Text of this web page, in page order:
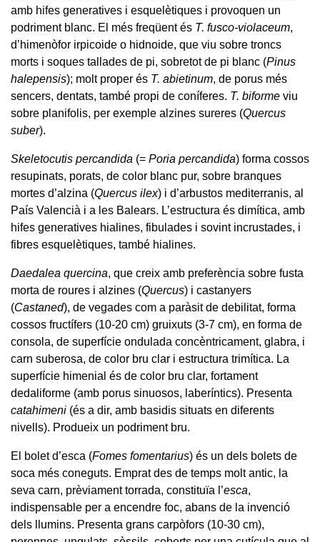
amb hifes generatives i esquelètiques i provoquen un
podriment blanc. El més freqüent és T. fusco-violaceum,
d’himenòfor irpicoide o hidnoide, que viu sobre troncs
morts i soques tallades de pi, sobretot de pi blanc (Pinus
halepensis); molt proper és T. abietinum, de porus més
sencers, dentats, també propi de coníferes. T. biforme viu
sobre planifolis, per exemple alzines sureres (Quercus
suber).
Skeletocutis percandida (= Poria percandida) forma cossos
resupinats, porats, de color blanc pur, sobre branques
mortes d’alzina (Quercus ilex) i d’arbustos mediterranis, al
País Valencià i a les Balears. L’estructura és dimítica, amb
hifes generatives hialines, fibulades i sovint incrustades, i
fibres esquelètiques, també hialines.
Daedalea quercina, que creix amb preferència sobre fusta
morta de roures i alzines (Quercus) i castanyers
(Castaned), de vegades com a paràsit de debilitat, forma
cossos fructífers (10-20 cm) gruixuts (3-7 cm), en forma de
consola, de superfície ondulada concèntricament, glabra, i
carn suberosa, de color bru clar i estructura trimítica. La
superfície himenial és de color bru clar, fortament
dedaliforme (amb porus sinuosos, laberíntics). Presenta
catahimeni (és a dir, amb basidis situats en diferents
nivells). Produeix un podriment bru.
El bolet d’esca (Fomes fomentarius) és un dels bolets de
soca més coneguts. Emprat des de temps molt antic, la
seva carn, prèviament torrada, constituïa l’esca,
indispensable per a encendre foc, abans de la invenció
dels llumins. Presenta grans carpòfors (10-30 cm),